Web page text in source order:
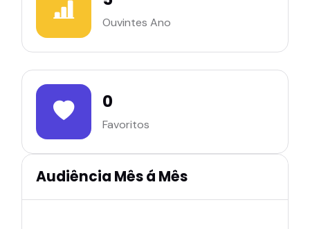
Ouvintes Ano
0
Favoritos
Audiência Mês á Mês